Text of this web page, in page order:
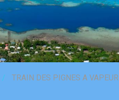
TRAIN DES PIGNES A VAPEUR